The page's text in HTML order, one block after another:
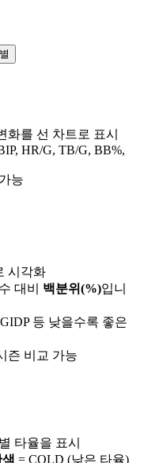
화를 선 차트로 표시
HR/G, TB/G, BB%,
능
시각화
대비 백분위(%)입니
등 낮을수록 좋은
즌 비교 가능
타율을 표시
= COLD (낮은 타율)